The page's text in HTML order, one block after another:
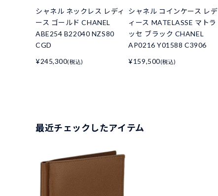
シャネル ネックレス レディ
ース ゴールド CHANEL
ABE254 B22040 NZS80
CGD
¥245,300(税込)
シャネル コインケース レデ
ィース MATELASSE マトラ
ッセ ブラック CHANEL
AP0216 Y01588 C3906
¥159,500(税込)
最近チェックしたアイテム